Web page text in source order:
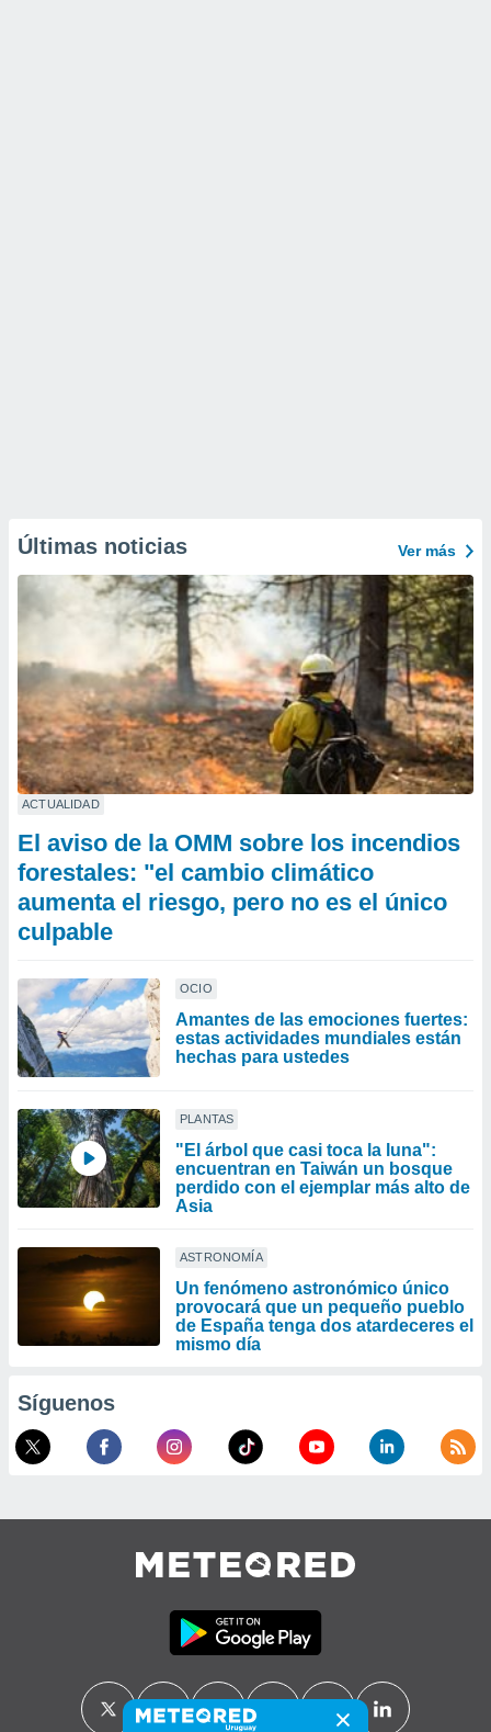
Últimas noticias Ver más
ACTUALIDAD
El aviso de la OMM sobre los incendios
forestales: "el cambio climático
aumenta el riesgo, pero no es el único
culpable
OCIO
Amantes de las emociones fuertes:
estas actividades mundiales están
hechas para ustedes
PLANTAS
"El árbol que casi toca la luna":
encuentran en Taiwán un bosque
perdido con el ejemplar más alto de
Asia
ASTRONOMÍA
Un fenómeno astronómico único
provocará que un pequeño pueblo
de España tenga dos atardeceres el
mismo día
Síguenos